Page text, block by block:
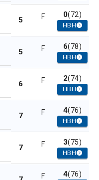
5 F 0(72)
HBH
5 F 6(78)
HBH
6 F 2(74)
HBH
7 F 4(76)
HBH
7 F 3(75)
HBH
F 4(76)